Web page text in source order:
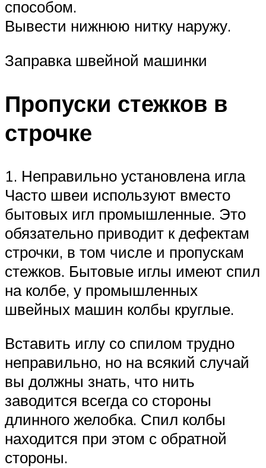
способом.
Вывести нижнюю нитку наружу.
Заправка швейной машинки
Пропуски стежков в
строчке
1. Неправильно установлена игла
Часто швеи используют вместо
бытовых игл промышленные. Это
обязательно приводит к дефектам
строчки, в том числе и пропускам
стежков. Бытовые иглы имеют спил
на колбе, у промышленных
швейных машин колбы круглые.
Вставить иглу со спилом трудно
неправильно, но на всякий случай
вы должны знать, что нить
заводится всегда со стороны
длинного желобка. Спил колбы
находится при этом с обратной
стороны.